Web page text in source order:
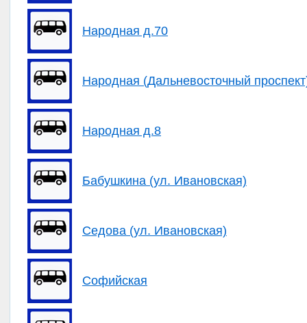
Народная д.70
Народная (Дальневосточный
Народная д.8
Бабушкина (ул. Ивановская)
Седова (ул. Ивановская)
Софийская